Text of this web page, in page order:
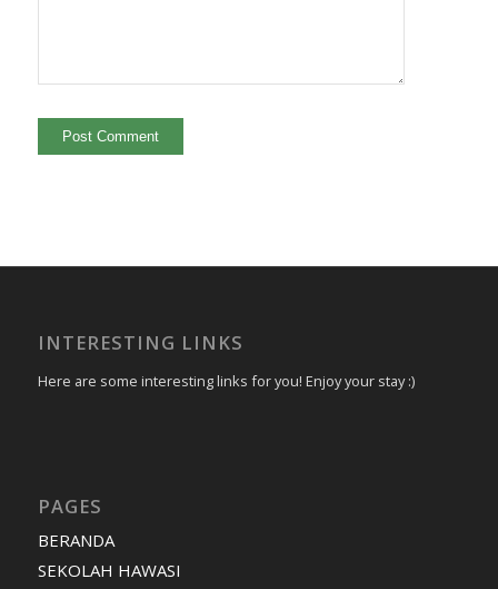
INTERESTING LINKS
Here are some interesting links for you! Enjoy your stay :)
PAGES
BERANDA
SEKOLAH HAWASI